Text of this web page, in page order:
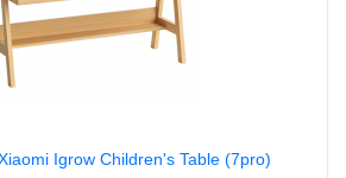
Igrow Children's Table (7pro)